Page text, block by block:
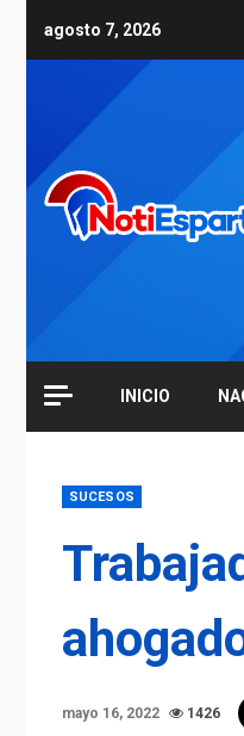
agosto 7, 2026
INICIO
SUCESOS
mayo 16, 2022 1426